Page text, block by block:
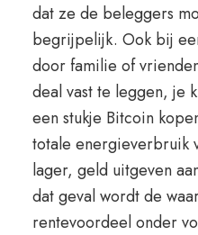
dat ze de beleggers
begrijpelijk. Ook bij
door familie of
deal vast te leggen, je
een stukje Bitcoin
totale energieverbruik
lager, geld uitgeven
dat geval wordt de
rentevoordeel onder